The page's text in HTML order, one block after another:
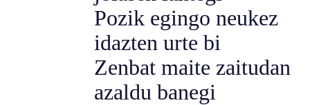
Pozik egingo neukez
idazten urte bi
Zenbat maite zaitudan
azaldu banegi